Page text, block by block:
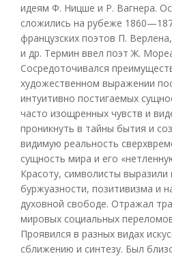
идеям Ф. Ницше и Р. Вагнера.
сложились на рубеже
французских поэтов П.
и др. Термин ввел поэт Ж.
Сосредоточивался
художественном выражении
интуитивно постигаемых
часто изощренных чувств и
проникнуть в тайны бытия и
видимую реальность
сущность мира и его
Красоту, символисты выразили
буржуазности, позитивизма и
духовной свободе. Отражал
мировых социальных
Проявился в разных видах
сближению и синтезу. Был